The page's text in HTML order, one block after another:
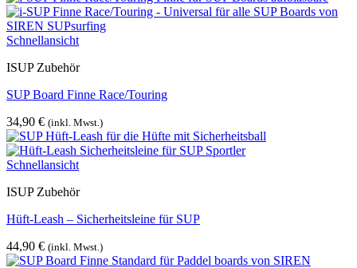
Schnellansicht
ISUP Zubehör
SUP Board Finne Race/Touring
34,90 € (inkl. Mwst.)
Schnellansicht
ISUP Zubehör
Hüft-Leash – Sicherheitsleine für SUP
44,90 € (inkl. Mwst.)